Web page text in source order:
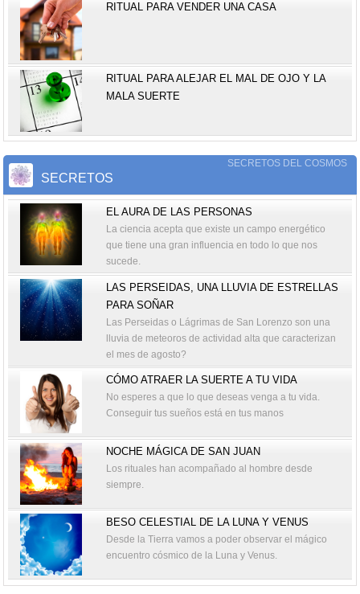
RITUAL PARA VENDER UNA CASA
RITUAL PARA ALEJAR EL MAL DE OJO Y LA
MALA SUERTE
SECRETOS DEL COSMOS
SECRETOS
EL AURA DE LAS PERSONAS
La ciencia acepta que existe un campo energético
que tiene una gran influencia en todo lo que nos
sucede.
LAS PERSEIDAS, UNA LLUVIA DE ESTRELLAS
PARA SOÑAR
Las Perseidas o Lágrimas de San Lorenzo son una
lluvia de meteoros de actividad alta que caracterizan
el mes de agosto?
CÓMO ATRAER LA SUERTE A TU VIDA
No esperes a que lo que deseas venga a tu vida.
Conseguir tus sueños está en tus manos
NOCHE MÁGICA DE SAN JUAN
Los rituales han acompañado al hombre desde
siempre.
BESO CELESTIAL DE LA LUNA Y VENUS
Desde la Tierra vamos a poder observar el mágico
encuentro cósmico de la Luna y Venus.